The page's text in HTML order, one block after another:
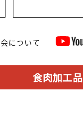
について
食肉加工品